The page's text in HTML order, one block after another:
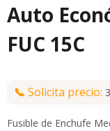
Auto
FUC 15C
📞 Solicita precio:
Fusible de Enchufe